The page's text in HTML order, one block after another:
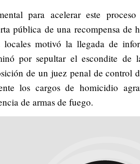
para acelerar este
pública de una recompensa de
locales motivó la llegada de
por sepultar el escondite de
de un juez penal de control
los cargos de homicidio
de armas de fuego.